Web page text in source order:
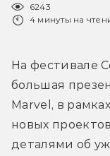
6243
4 минуты на
На фестивале
большая
Marvel, в
новых
деталями об